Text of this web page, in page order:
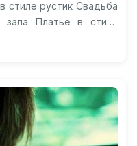
рустик Свадьба
Платье в стиле